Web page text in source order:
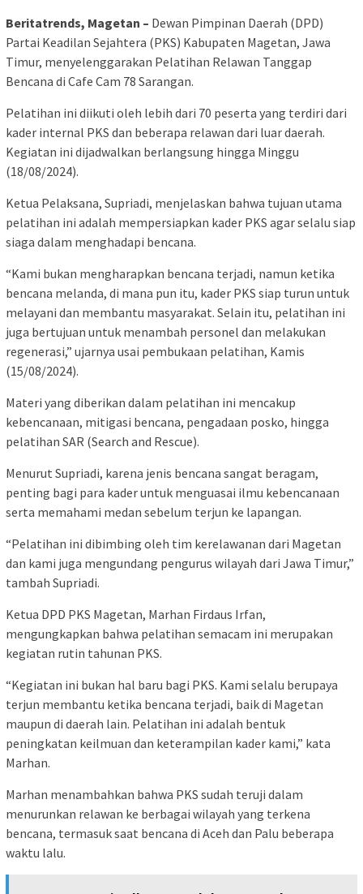
Beritatrends, Magetan – Dewan Pimpinan Daerah (DPD)
Partai Keadilan Sejahtera (PKS) Kabupaten Magetan, Jawa
Timur, menyelenggarakan Pelatihan Relawan Tanggap
Bencana di Cafe Cam 78 Sarangan.
Pelatihan ini diikuti oleh lebih dari 70 peserta yang terdiri dari
kader internal PKS dan beberapa relawan dari luar daerah.
Kegiatan ini dijadwalkan berlangsung hingga Minggu
(18/08/2024).
Ketua Pelaksana, Supriadi, menjelaskan bahwa tujuan utama
pelatihan ini adalah mempersiapkan kader PKS agar selalu siap
siaga dalam menghadapi bencana.
“Kami bukan mengharapkan bencana terjadi, namun ketika
bencana melanda, di mana pun itu, kader PKS siap turun untuk
melayani dan membantu masyarakat. Selain itu, pelatihan ini
juga bertujuan untuk menambah personel dan melakukan
regenerasi,” ujarnya usai pembukaan pelatihan, Kamis
(15/08/2024).
Materi yang diberikan dalam pelatihan ini mencakup
kebencanaan, mitigasi bencana, pengadaan posko, hingga
pelatihan SAR (Search and Rescue).
Menurut Supriadi, karena jenis bencana sangat beragam,
penting bagi para kader untuk menguasai ilmu kebencanaan
serta memahami medan sebelum terjun ke lapangan.
“Pelatihan ini dibimbing oleh tim kerelawanan dari Magetan
dan kami juga mengundang pengurus wilayah dari Jawa Timur,”
tambah Supriadi.
Ketua DPD PKS Magetan, Marhan Firdaus Irfan,
mengungkapkan bahwa pelatihan semacam ini merupakan
kegiatan rutin tahunan PKS.
“Kegiatan ini bukan hal baru bagi PKS. Kami selalu berupaya
terjun membantu ketika bencana terjadi, baik di Magetan
maupun di daerah lain. Pelatihan ini adalah bentuk
peningkatan keilmuan dan keterampilan kader kami,” kata
Marhan.
Marhan menambahkan bahwa PKS sudah teruji dalam
menurunkan relawan ke berbagai wilayah yang terkena
bencana, termasuk saat bencana di Aceh dan Palu beberapa
waktu lalu.